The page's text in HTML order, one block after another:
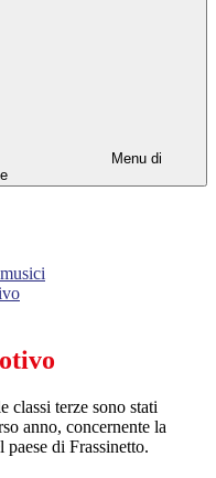
Menu di
classi terze sono stati
anno, concernente la
di Frassinetto.